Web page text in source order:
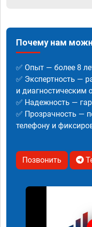
Почему нам
✅ Опыт — более 8
✅ Экспертность —
и диагностическим
✅ Надежность —
✅ Прозрачность —
телефону и
Позвонить